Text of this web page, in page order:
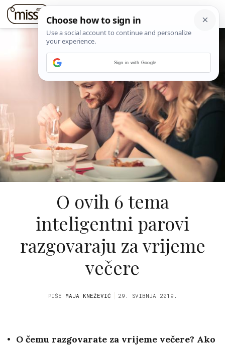
O ovih 6 tema
inteligentni parovi
razgovaraju za vrijeme
večere
PIŠE MAJA KNEŽEVIĆ 29. SVIBNJA 2019.
O čemu razgovarate za vrijeme večere? Ako
Sign in with Google